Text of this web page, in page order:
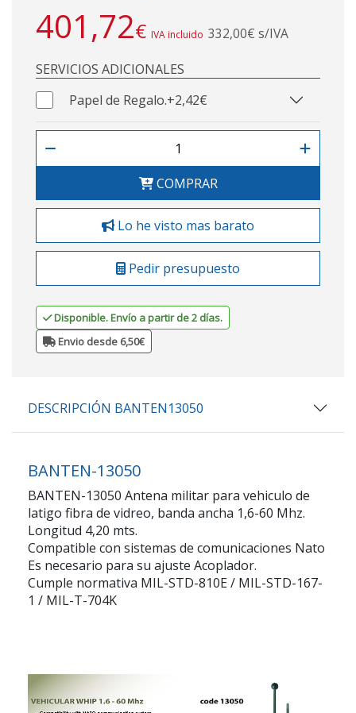
401,72€ IVA incluido 332,00€ s/IVA
SERVICIOS ADICIONALES
Papel de Regalo.+2,42€
COMPRAR
Lo he visto mas barato
Pedir presupuesto
Disponible. Envío a partir de 2 días.
Envio desde 6,50€
DESCRIPCIÓN BANTEN13050
BANTEN-13050
BANTEN-13050 Antena militar para vehiculo de
latigo fibra de vidreo, banda ancha 1,6-60 Mhz.
Longitud 4,20 mts.
Compatible con sistemas de comunicaciones Nato
Es necesario para su ajuste Acoplador.
Cumple normativa MIL-STD-810E / MIL-STD-167-
1 / MIL-T-704K